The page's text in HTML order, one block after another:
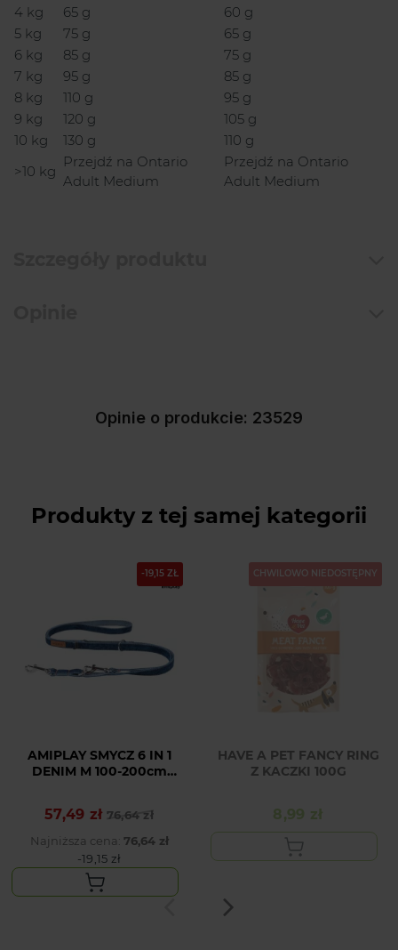
4 kg
65 g
60 g
5 kg
75 g
65 g
6 kg
85 g
75 g
7 kg
95 g
85 g
8 kg
110 g
95 g
9 kg
120 g
105 g
10 kg
130 g
110 g
>10 kg
Przejdź na Ontario
Adult Medium
Przejdź na Ontario
Adult Medium
Opinie o produkcie: 23529
Produkty z tej samej kategorii
-19,15 ZŁ
AMIPLAY SMYCZ 6 IN 1
DENIM M 100-200cm
Cena podstawowa
76,64 zł
Cena
57,49 zł
Najniższa cena: 76,64 zł
-19,15 zł
CHWILOWO NIEDOSTĘPNY
HAVE A PET FANCY RING
Z KACZKI 100G
Cena
8,99 zł